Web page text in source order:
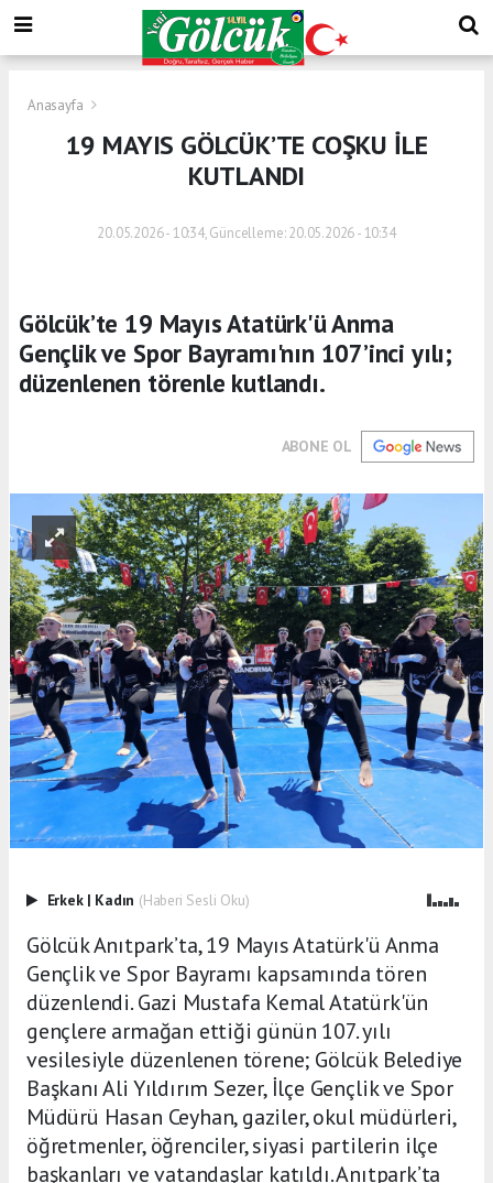
Anasayfa
19 MAYIS GÖLCÜK’TE COŞKU İLE
KUTLANDI
20.05.2026 - 10:34, Güncelleme: 20.05.2026 - 10:34
Gölcük’te 19 Mayıs Atatürk'ü Anma
Gençlik ve Spor Bayramı'nın 107’inci yılı;
düzenlenen törenle kutlandı.
ABONE OL
Erkek | Kadın (Haberi Sesli Oku)
Gölcük Anıtpark’ta, 19 Mayıs Atatürk'ü Anma
Gençlik ve Spor Bayramı kapsamında tören
düzenlendi. Gazi Mustafa Kemal Atatürk'ün
gençlere armağan ettiği günün 107. yılı
vesilesiyle düzenlenen törene; Gölcük Belediye
Başkanı Ali Yıldırım Sezer, İlçe Gençlik ve Spor
Müdürü Hasan Ceyhan, gaziler, okul müdürleri,
öğretmenler, öğrenciler, siyasi partilerin ilçe
başkanları ve vatandaşlar katıldı. Anıtpark’ta